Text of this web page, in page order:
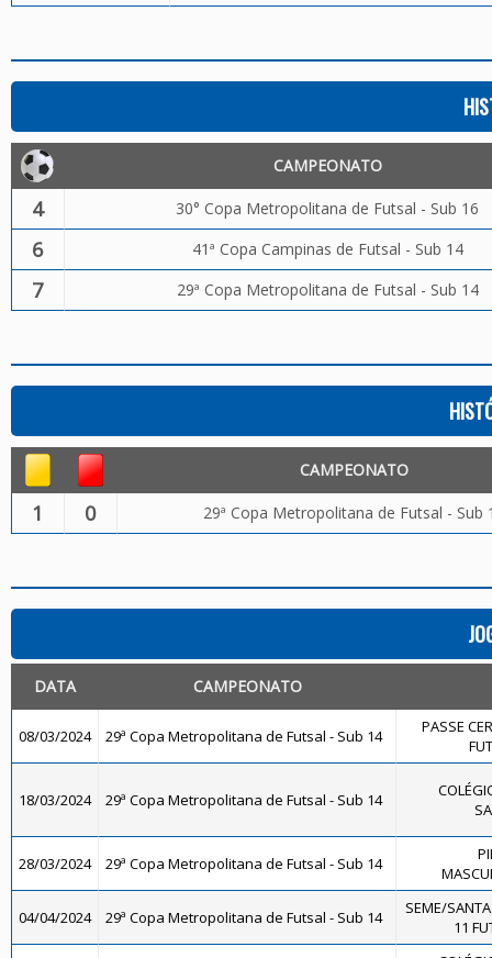
CAMPEONATO
4 30° Copa Metropolitana de Futsal - Sub 16
6 41ª Copa Campinas de Futsal - Sub 14
7 29ª Copa Metropolitana de Futsal - Sub 14
CAMPEONATO
1 0 29ª Copa Metropolitana de Futsal - Sub
DATA CAMPEONATO
08/03/2024 29ª Copa Metropolitana de Futsal - Sub 14
PASSE
18/03/2024 29ª Copa Metropolitana de Futsal - Sub 14
28/03/2024 29ª Copa Metropolitana de Futsal - Sub 14
04/04/2024 29ª Copa Metropolitana de Futsal - Sub 14
SEME/
11